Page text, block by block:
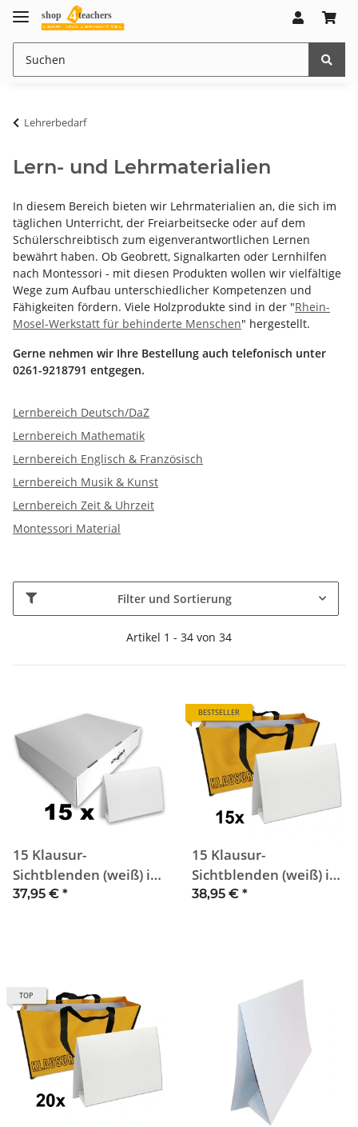
Lehrerbedarf
Lern- und Lehrmaterialien
In diesem Bereich bieten wir Lehrmaterialien an, die sich im
täglichen Unterricht, der Freiarbeitsecke oder auf dem
Schülerschreibtisch zum eigenverantwortlichen Lernen
bewährt haben. Ob Geobrett, Signalkarten oder Lernhilfen
nach Montessori - mit diesen Produkten wollen wir vielfältige
Wege zum Aufbau unterschiedlicher Kompetenzen und
Fähigkeiten fördern. Viele Holzprodukte sind in der "Rhein-
Mosel-Werkstatt für behinderte Menschen" hergestellt.
Gerne nehmen wir Ihre Bestellung auch telefonisch unter
0261-9218791 entgegen.
Lernbereich Deutsch/DaZ
Lernbereich Mathematik
Lernbereich Englisch & Französisch
Lernbereich Musik & Kunst
Lernbereich Zeit & Uhrzeit
Montessori Material
Filter und Sortierung
Artikel 1 - 34 von 34
15 Klausur-
Sichtblenden (weiß) im
Tragekoffer
37,95 € *
BESTSELLER
15 Klausur-
Sichtblenden (weiß) in
Tragetasche
38,95 € *
TOP